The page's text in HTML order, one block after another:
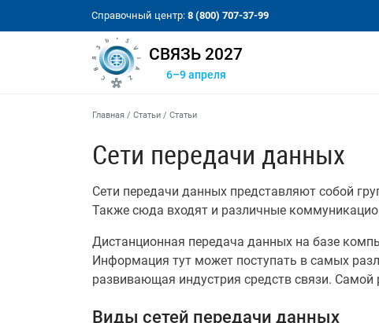
Справочный центр: 8 (800) 707-37-99
СВЯЗЬ 2027
6–9 апреля
Главная / Статьи / Статьи
Сети передачи данных
Сети передачи данных представляют собой
Также сюда входят и различные
Дистанционная передача данных на базе
Информация тут может поступать в самых
развивающая индустрия средств связи. Самой
Виды сетей передачи данных